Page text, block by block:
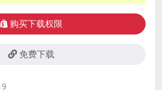
购买下载权限
免费下载